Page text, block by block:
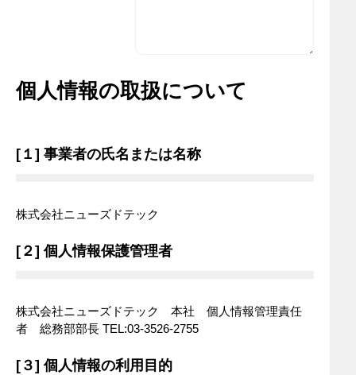
個人情報の取扱について
[１] 事業者の氏名または名称
株式会社ニューズドテック
[２] 個人情報保護管理者
株式会社ニューズドテック 本社 個人情報管理責任
者 総務部部長 TEL:03-3526-2755
[３] 個人情報の利用目的